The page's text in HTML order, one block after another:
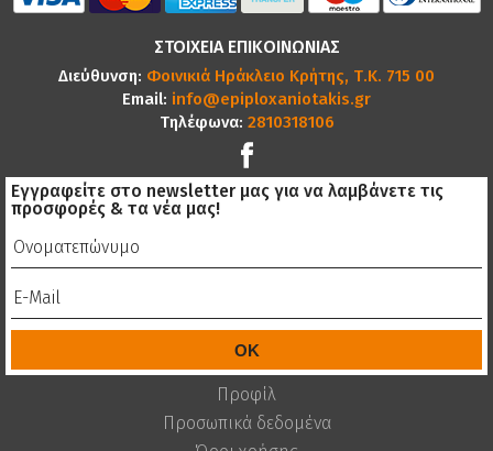
ΣΤΟΙΧΕΙΑ ΕΠΙΚΟΙΝΩΝΙΑΣ
Διεύθυνση: Φοινικιά Ηράκλειο Κρήτης, Τ.Κ. 715 00
Email: info@epiploxaniotakis.gr
Τηλέφωνα: 2810318106
Εγγραφείτε στο newsletter μας για να λαμβάνετε τις
προσφορές & τα νέα μας!
Προφίλ
Προσωπικά δεδομένα